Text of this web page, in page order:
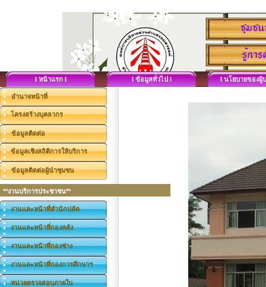
I หน้าแรก I I ข้อมูลทั่วไป I I นโยบายของผู้
อำนาจหน้าที่
โครงสร้างบุคลากร
ข้อมูลติดต่อ
ข้อมูลเชิงสถิติการให้บริการ
ข้อมูลติดต่อผู้นำชุมชน
**งานบริการประชาชน**
งานและหน้าที่สำนักปลัด
งานและหน้าที่กองคลัง
งานและหน้าที่กองช่าง
งานและหน้าที่กองการศึกษาฯ
หน่วยตรวจสอบภายใน